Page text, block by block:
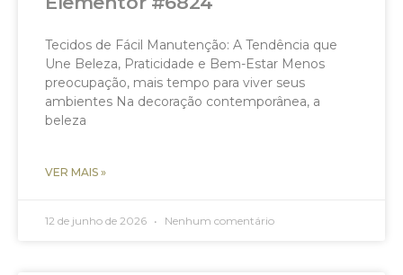
Tecidos de Fácil Manutenção: A Tendência que
Une Beleza, Praticidade e Bem-Estar Menos
preocupação, mais tempo para viver seus
ambientes Na decoração contemporânea, a
beleza
VER MAIS »
12 de junho de 2026 Nenhum comentário